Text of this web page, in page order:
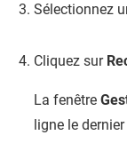
Sélectionnez
Cliquez sur
La fenêtre
ligne le